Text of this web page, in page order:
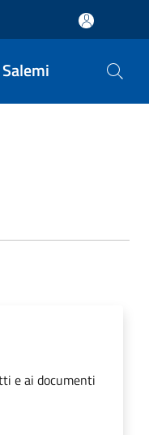
e ai documenti